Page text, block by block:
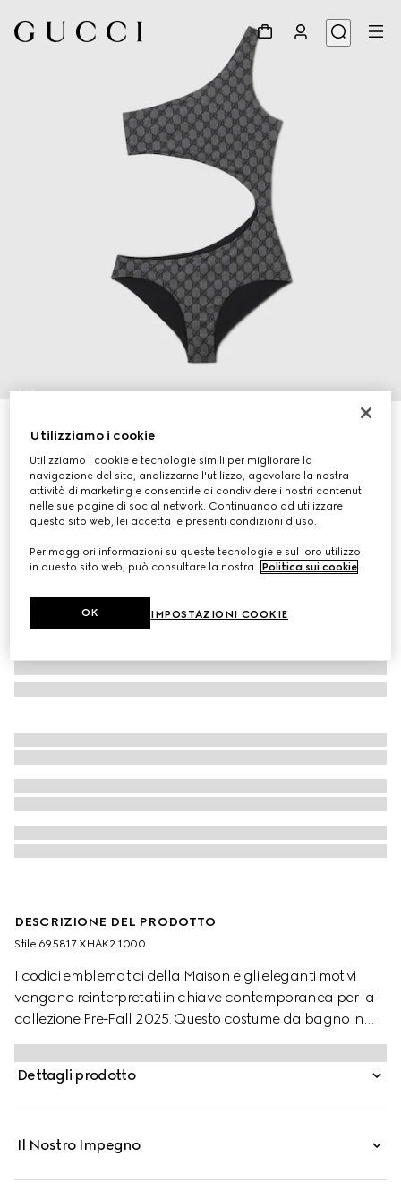
1/7
Variantenero
DESCRIZIONE DEL PRODOTTO
Stile ‎695817 XHAK2 1000
I codici emblematici della Maison e gli eleganti motivi
vengono reinterpretati in chiave contemporanea per la
collezione Pre-Fall 2025. Questo costume da bagno in
jersey stretch opaco è impreziosito da una sorprendente
silhouette asimmetrica e da una stampa GG all over.
Dettagli prodotto
Il Nostro Impegno
Utilizziamo i cookie
Utilizziamo i cookie e tecnologie simili per migliorare la
navigazione del sito, analizzarne l'utilizzo, agevolare la nostra
attività di marketing e consentirle di condividere i nostri contenuti
nelle sue pagine di social network. Continuando ad utilizzare
questo sito web, lei accetta le presenti condizioni d'uso.
Per maggiori informazioni su queste tecnologie e sul loro utilizzo
in questo sito web, può consultare la nostra
Politica sui cookie.
IMPOSTAZIONI COOKIE
OK